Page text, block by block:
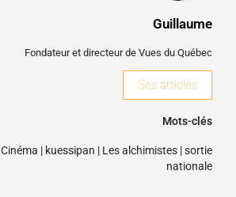
Guillaume
Fondateur et directeur de Vues du Québec
Ses articles
Mots-clés
Cinéma | kuessipan | Les alchimistes |sortie
nationale